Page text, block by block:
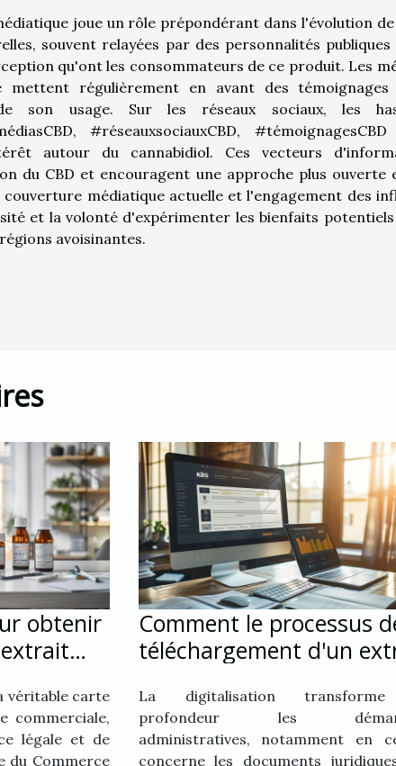
joue un rôle prépondérant dans l'évolution
souvent relayées par des personnalités
qu'ont les consommateurs de ce produit. Les
régulièrement en avant des témoignages
son usage. Sur les réseaux sociaux, les
#réseauxsociauxCBD,
autour du cannabidiol. Ces vecteurs
du CBD et encouragent une approche plus ouverte
médiatique actuelle et l'engagement des
et la volonté d'expérimenter les bienfaits potentiels
avoisinantes.
obtenir
véritable carte
commerciale,
légale et de
du Commerce
Comment le processus
téléchargement d'un
La digitalisation
profondeur les
administratives, notamment en
concerne les documents